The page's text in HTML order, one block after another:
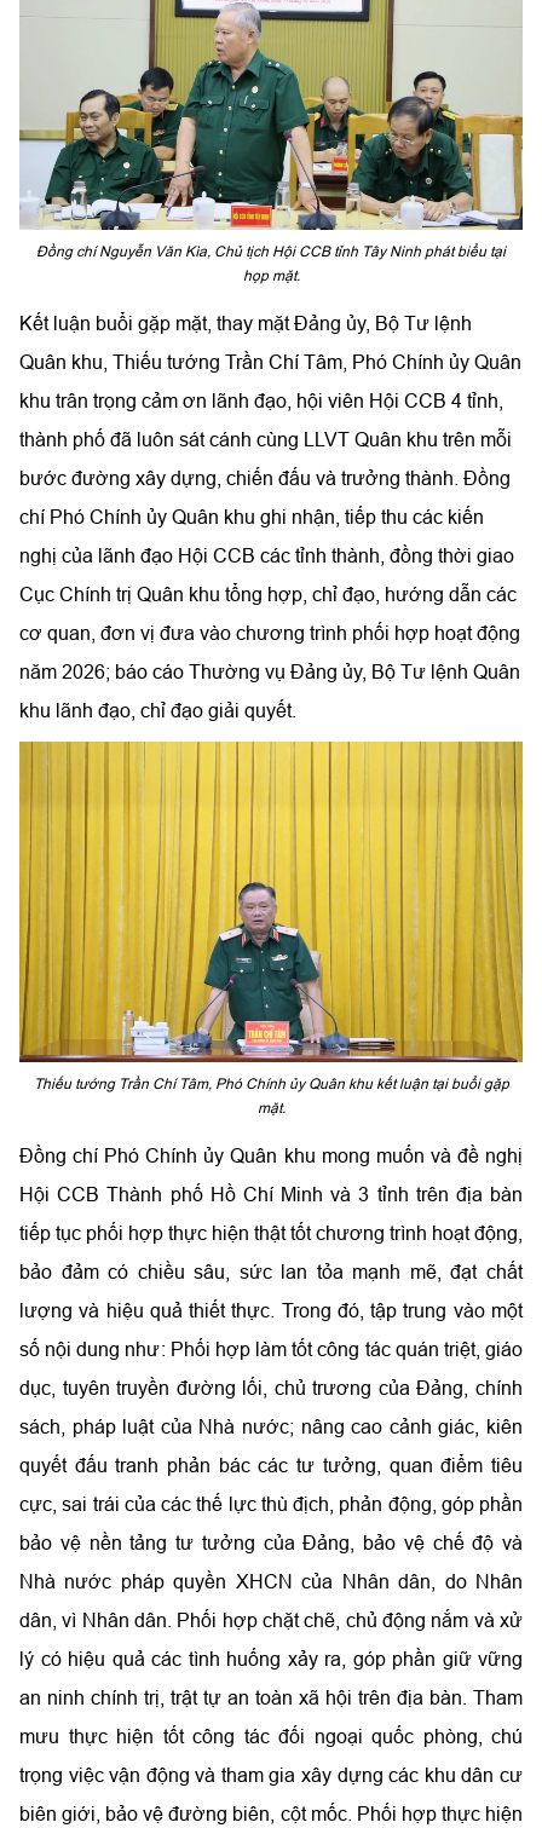
Đồng chí Nguyễn Văn Kìa, Chủ tịch Hội CCB tỉnh Tây Ninh phát biểu tại
họp mặt.
Kết luận buổi gặp mặt, thay mặt Đảng ủy, Bộ Tư lệnh
Quân khu, Thiếu tướng Trần Chí Tâm, Phó Chính ủy Quân
khu trân trọng cảm ơn lãnh đạo, hội viên Hội CCB 4 tỉnh,
thành phố đã luôn sát cánh cùng LLVT Quân khu trên mỗi
bước đường xây dựng, chiến đấu và trưởng thành. Đồng
chí Phó Chính ủy Quân khu ghi nhận, tiếp thu các kiến
nghị của lãnh đạo Hội CCB các tỉnh thành, đồng thời giao
Cục Chính trị Quân khu tổng hợp, chỉ đạo, hướng dẫn các
cơ quan, đơn vị đưa vào chương trình phối hợp hoạt động
năm 2026; báo cáo Thường vụ Đảng ủy, Bộ Tư lệnh Quân
khu lãnh đạo, chỉ đạo giải quyết.
Thiếu tướng Trần Chí Tâm, Phó Chính ủy Quân khu kết luận tại buổi gặp
mặt.
Đồng chí Phó Chính ủy Quân khu mong muốn và đề nghị
Hội CCB Thành phố Hồ Chí Minh và 3 tỉnh trên địa bàn
tiếp tục phối hợp thực hiện thật tốt chương trình hoạt động,
bảo đảm có chiều sâu, sức lan tỏa mạnh mẽ, đạt chất
lượng và hiệu quả thiết thực. Trong đó, tập trung vào một
số nội dung như: Phối hợp làm tốt công tác quán triệt, giáo
dục, tuyên truyền đường lối, chủ trương của Đảng, chính
sách, pháp luật của Nhà nước; nâng cao cảnh giác, kiên
quyết đấu tranh phản bác các tư tưởng, quan điểm tiêu
cực, sai trái của các thế lực thù địch, phản động, góp phần
bảo vệ nền tảng tư tưởng của Đảng, bảo vệ chế độ và
Nhà nước pháp quyền XHCN của Nhân dân, do Nhân
dân, vì Nhân dân. Phối hợp chặt chẽ, chủ động nắm và xử
lý có hiệu quả các tình huống xảy ra, góp phần giữ vững
an ninh chính trị, trật tự an toàn xã hội trên địa bàn. Tham
mưu thực hiện tốt công tác đối ngoại quốc phòng, chú
trọng việc vận động và tham gia xây dựng các khu dân cư
biên giới, bảo vệ đường biên, cột mốc. Phối hợp thực hiện